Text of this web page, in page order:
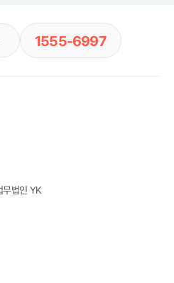
1555-6997
무법인 YK